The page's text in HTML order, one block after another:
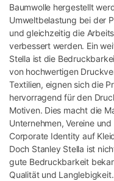
Baumwolle hergestellt
Umweltbelastung bei der
und gleichzeitig die
verbessert werden. Ein
Stella ist die
von hochwertigen
Textilien, eignen sich die
hervorragend für den
Motiven. Dies macht die
Unternehmen, Vereine
Corporate Identity auf
Doch Stanley Stella ist
gute Bedruckbarkeit
Qualität und